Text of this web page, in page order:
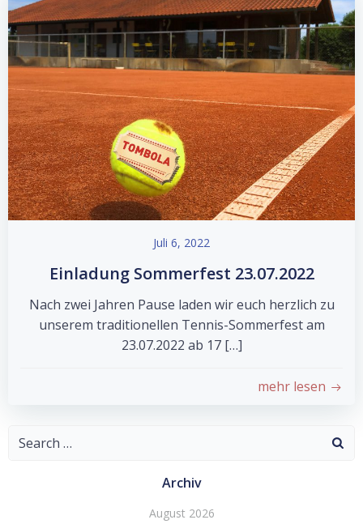
Juli 6, 2022
Einladung Sommerfest 23.07.2022
Nach zwei Jahren Pause laden wir euch herzlich zu
unserem traditionellen Tennis-Sommerfest am
23.07.2022 ab 17 […]
mehr lesen
Search
Archiv
August 2026